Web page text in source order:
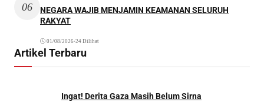
06
NEGARA WAJIB MENJAMIN KEAMANAN SELURUH
RAKYAT
01/08/2026•24 Dilihat
Artikel Terbaru
Ingat! Derita Gaza Masih Belum Sirna